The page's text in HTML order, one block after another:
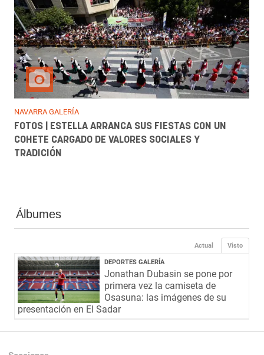
NAVARRA GALERÍA
FOTOS | ESTELLA ARRANCA SUS FIESTAS CON UN
COHETE CARGADO DE VALORES SOCIALES Y
TRADICIÓN
Álbumes
Visto
Actual
DEPORTES GALERÍA
Jonathan Dubasin se pone por
primera vez la camiseta de
Osasuna: las imágenes de su
presentación en El Sadar